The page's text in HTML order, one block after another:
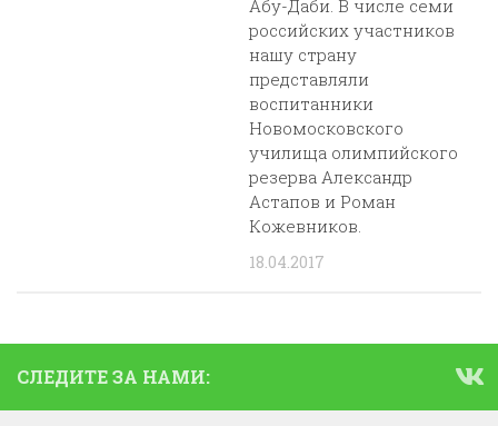
Абу-Даби. В числе семи
российских участников
нашу страну
представляли
воспитанники
Новомосковского
училища олимпийского
резерва Александр
Астапов и Роман
Кожевников.
18.04.2017
СЛЕДИТЕ ЗА НАМИ: